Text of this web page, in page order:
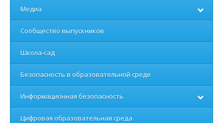
Медиа
Сообщество выпускников
Школа-сад
Безопасность в образовательной среде
Информационная безопасность
Цифровая образовательная среда